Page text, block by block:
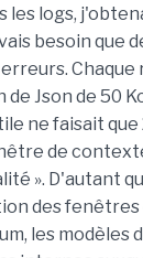
les logs,
besoin que
Chaque
Json de 50
ne faisait que
de
». D'autant
des
les modèles